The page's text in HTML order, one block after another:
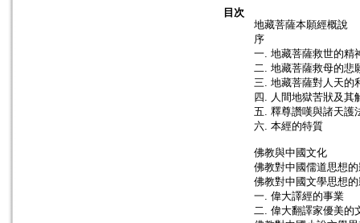
目次
地藏菩薩本願經概說
序
一. 地藏菩薩救世的精
二. 地藏菩薩救母的悲
三. 地藏菩薩對人天的
四. 人間地獄苦狀及其
五. 釋尊讚嘆與諸天護
六. 本經的特質
佛教與中國文化
佛教對中國儒道思想
佛教對中國文學思想
一. 偉大譯經的事業
二. 偉大翻譯家優美的